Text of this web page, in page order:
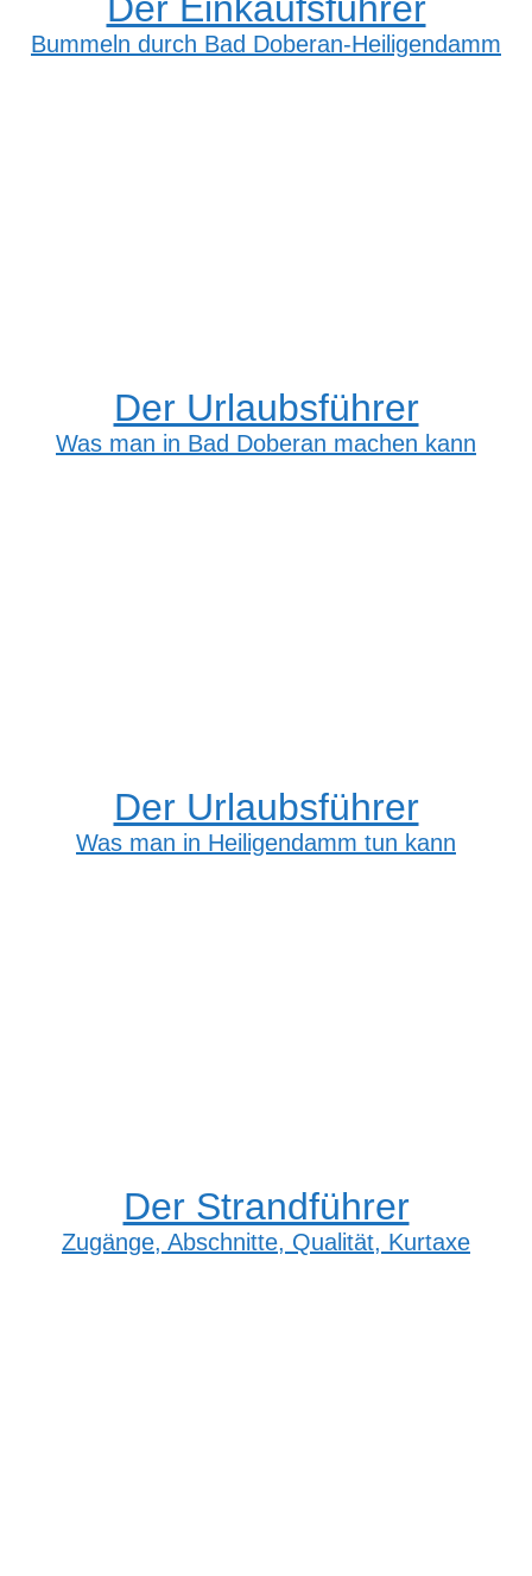
Bummeln durch Bad Doberan-Heiligendamm
Der Urlaubsführer
Was man in Bad Doberan machen kann
Der Urlaubsführer
Was man in Heiligendamm tun kann
Der Strandführer
Zugänge, Abschnitte, Qualität, Kurtaxe